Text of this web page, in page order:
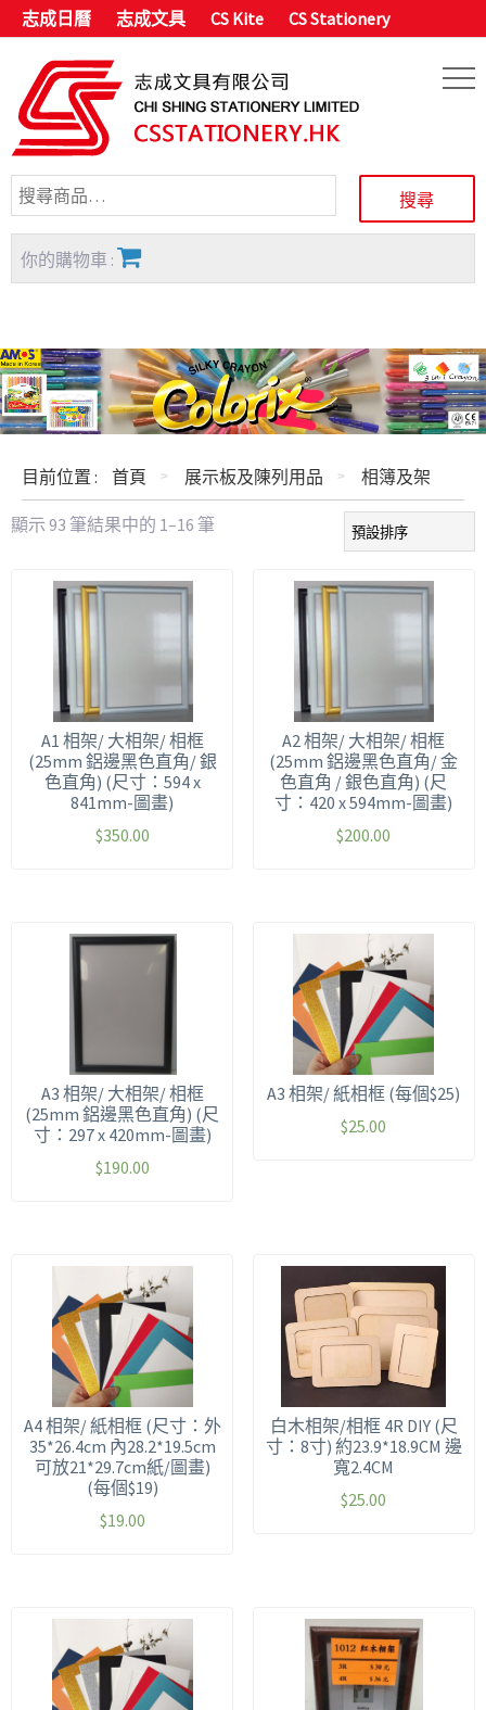
志成日曆 志成文具 CS Kite CS Stationery
你的購物車 :
目前位置 : 首頁 展示板及陳列用品 相簿及架
顯示 93 筆結果中的 1–16 筆
A1 相架/ 大相架/ 相框
(25mm 鋁邊黑色直角/ 銀
色直角) (尺寸：594 x
841mm-圖畫)
$350.00
A2 相架/ 大相架/ 相框
(25mm 鋁邊黑色直角/ 金
色直角 / 銀色直角) (尺
寸：420 x 594mm-圖畫)
$200.00
A3 相架/ 大相架/ 相框
(25mm 鋁邊黑色直角) (尺
寸：297 x 420mm-圖畫)
$190.00
A3 相架/ 紙相框 (每個$25)
$25.00
A4 相架/ 紙相框 (尺寸：外
35*26.4cm 內28.2*19.5cm
可放21*29.7cm紙/圖畫)
(每個$19)
$19.00
白木相架/相框 4R DIY (尺
寸：8寸) 約23.9*18.9CM 邊
寬2.4CM
$25.00